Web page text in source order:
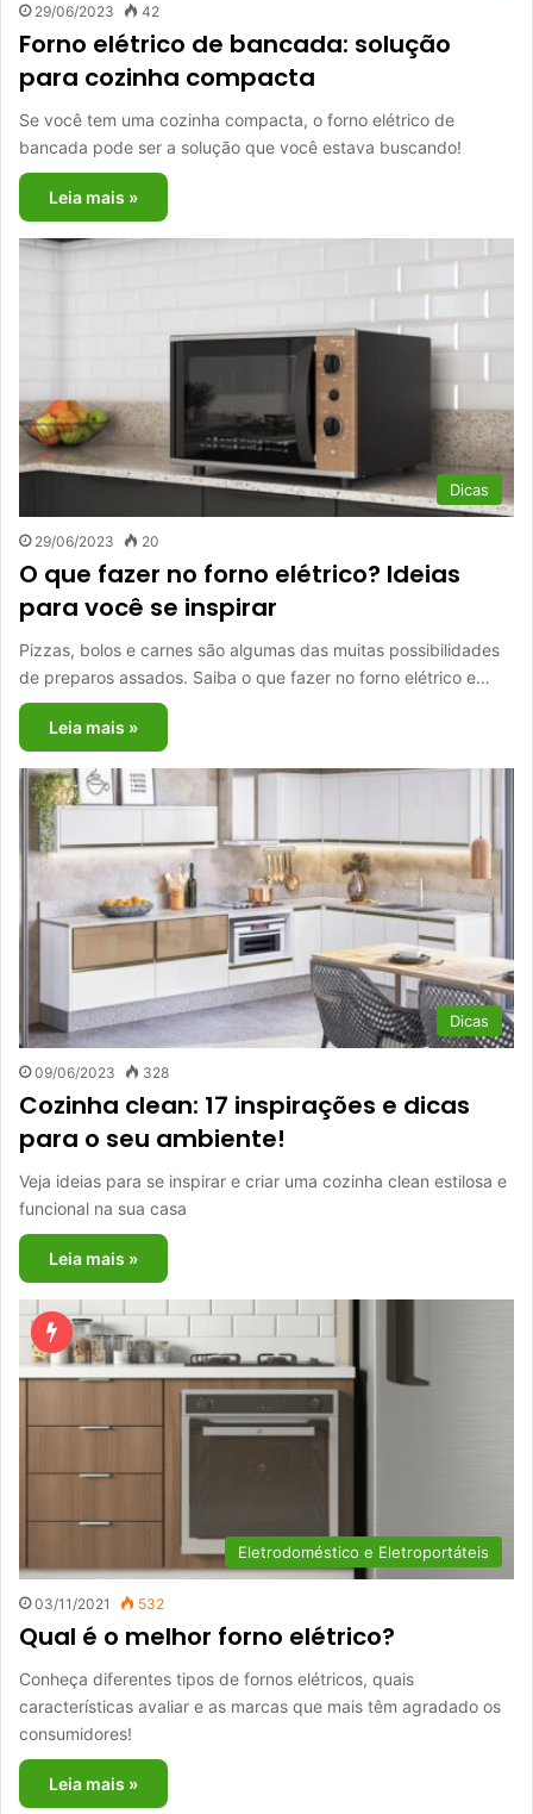
29/06/2023 42
Forno elétrico de bancada: solução
para cozinha compacta
Se você tem uma cozinha compacta, o forno elétrico de
bancada pode ser a solução que você estava buscando!
Leia mais »
Dicas
29/06/2023 20
O que fazer no forno elétrico? Ideias
para você se inspirar
Pizzas, bolos e carnes são algumas das muitas possibilidades
de preparos assados. Saiba o que fazer no forno elétrico e…
Leia mais »
Dicas
09/06/2023 328
Cozinha clean: 17 inspirações e dicas
para o seu ambiente!
Veja ideias para se inspirar e criar uma cozinha clean estilosa e
funcional na sua casa
Leia mais »
Eletrodoméstico e Eletroportáteis
03/11/2021 532
Qual é o melhor forno elétrico?
Conheça diferentes tipos de fornos elétricos, quais
características avaliar e as marcas que mais têm agradado os
consumidores!
Leia mais »